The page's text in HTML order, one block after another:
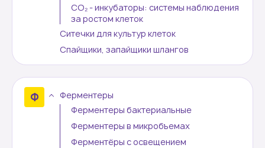
СО₂ - инкубаторы: системы наблюдения
за ростом клеток
Ситечки для культур клеток
Спайщики, запайщики шлангов
Ферментеры
Ферментеры бактериальные
Ферментеры в микробъемах
Ферментёры с освещением